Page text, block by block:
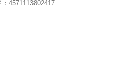
4571113802417